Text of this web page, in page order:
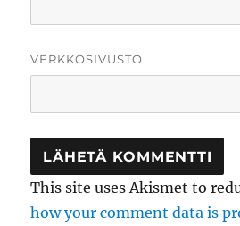
VERKKOSIVUSTO
This site uses Akismet to
how your comment data is